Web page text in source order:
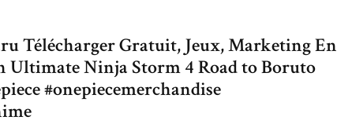
Télécharger Gratuit, Jeux, Marketing En
Ultimate Ninja Storm 4 Road to Boruto
#onepiecemerchandise